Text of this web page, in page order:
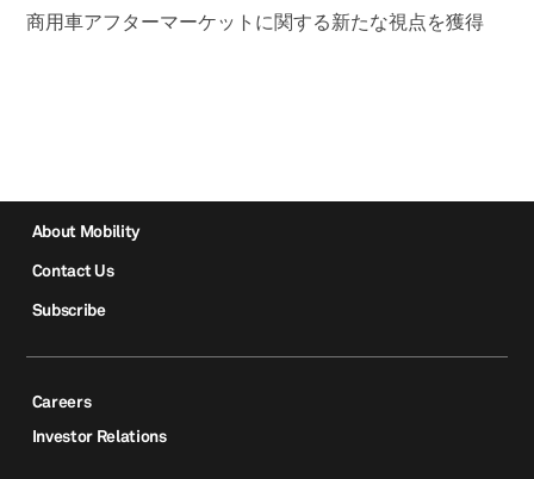
商用車アフターマーケットに関する新たな視点を獲得
About Mobility
Contact Us
Subscribe
Careers
Investor Relations